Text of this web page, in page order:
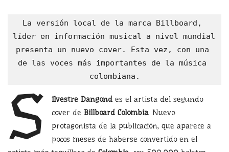
La versión local de la marca Billboard,
líder en información musical a nivel mundial
presenta un nuevo cover. Esta vez, con una
de las voces más importantes de la música
colombiana.
S ilvestre Dangondes el artista del segundo
cover de Billboard Colombia. Nuevo
protagonista de la publicación, que aparece a
pocos meses de haberse convertido en el